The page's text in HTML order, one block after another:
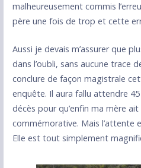
malheureusement commis
père une fois de trop et cette
Aussi je devais m’assurer que
dans l’oubli, sans aucune trace
conclure de façon magistrale
enquête. Il aura fallu attendre
décès pour qu’enfin ma mère
commémorative. Mais l’attente
Elle est tout simplement